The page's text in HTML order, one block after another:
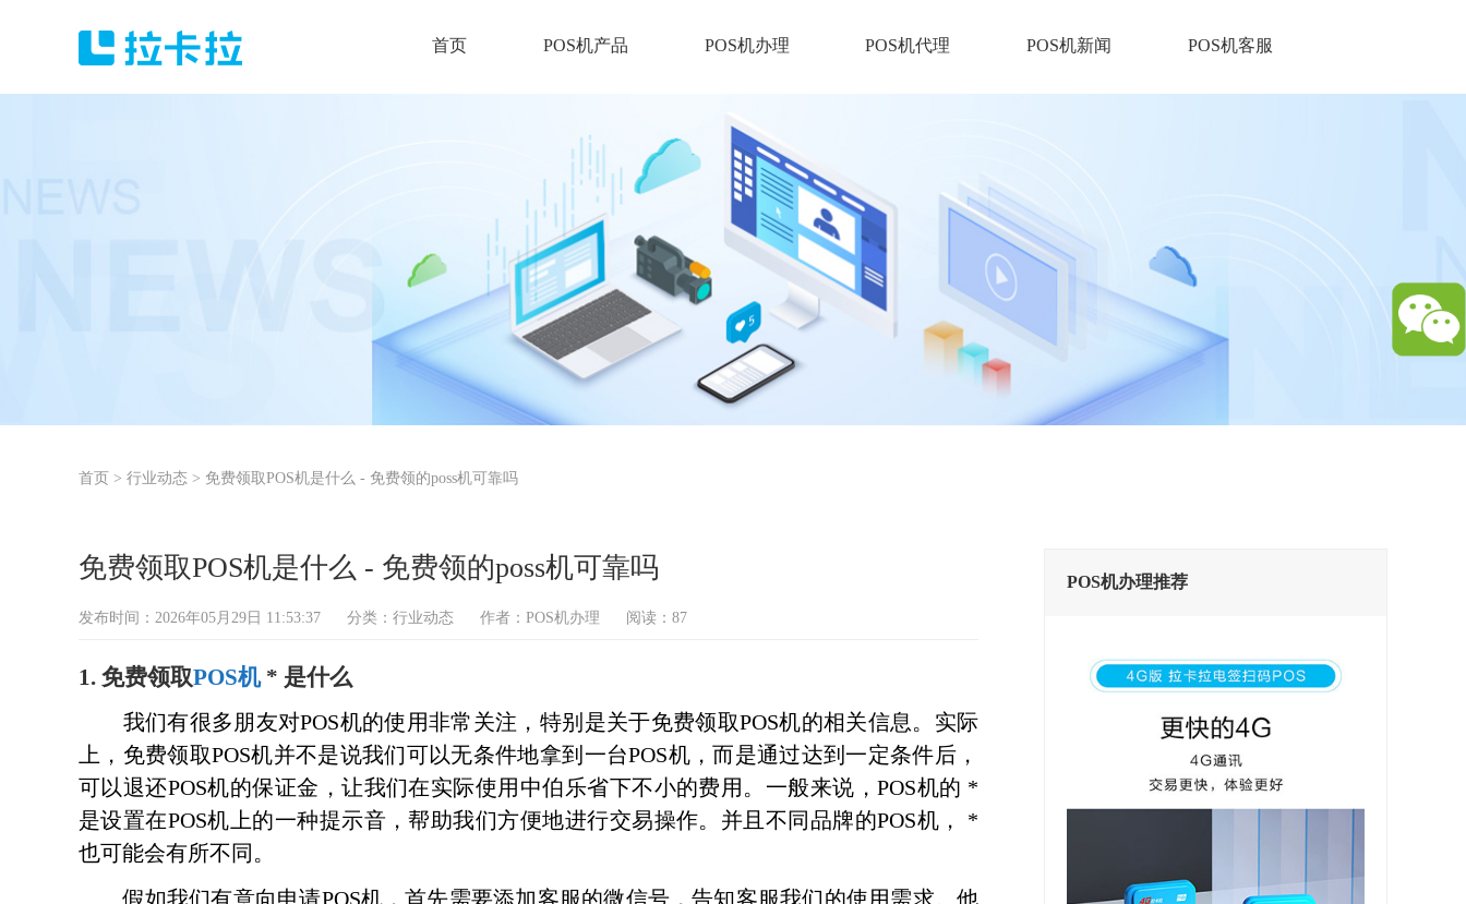
首页 POS机产品 POS机办理 POS机代理 POS机新闻 POS机客服
首页 > 行业动态 > 免费领取POS机是什么 - 免费领的poss机可靠吗
免费领取POS机是什么 - 免费领的poss机可靠吗
发布时间：2026年05月29日 11:53:37 分类： 行业动态 作者：POS机办理 阅读：87
1. 免费领取POS机* 是什么
我们有很多朋友对POS机的使用非常关注，特别是关于免费领取POS机的相关信息。实际
上，免费领取POS机并不是说我们可以无条件地拿到一台POS机，而是通过达到一定条件后，
可以退还POS机的保证金，让我们在实际使用中伯乐省下不小的费用。一般来说，POS机的 *
是设置在POS机上的一种提示音，帮助我们方便地进行交易操作。并且不同品牌的POS机， *
也可能会有所不同。
假如我们有意向申请POS机，首先需要添加客服的微信号，告知客服我们的使用需求。他
POS机办理推荐